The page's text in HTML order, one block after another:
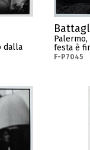
dalla
festa è
F-P7045